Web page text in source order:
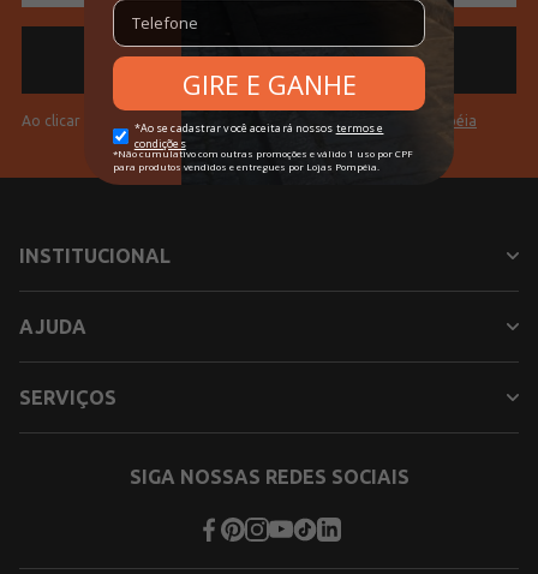
Ao clicar em "Cadastrar" você aceita os Termos de Uso da Pompéia
INSTITUCIONAL
AJUDA
SERVIÇOS
SIGA NOSSAS REDES SOCIAIS